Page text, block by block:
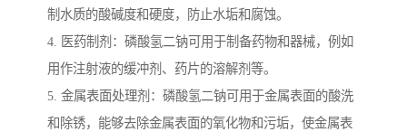
制水质的酸碱度和硬度，防止水垢和腐蚀。
4. 医药制剂：磷酸氢二钠可用于制备药物和器械，例如
用作注射液的缓冲剂、药片的溶解剂等。
5. 金属表面处理剂：磷酸氢二钠可用于金属表面的酸洗
和除锈，能够去除金属表面的氧化物和污垢，使金属表